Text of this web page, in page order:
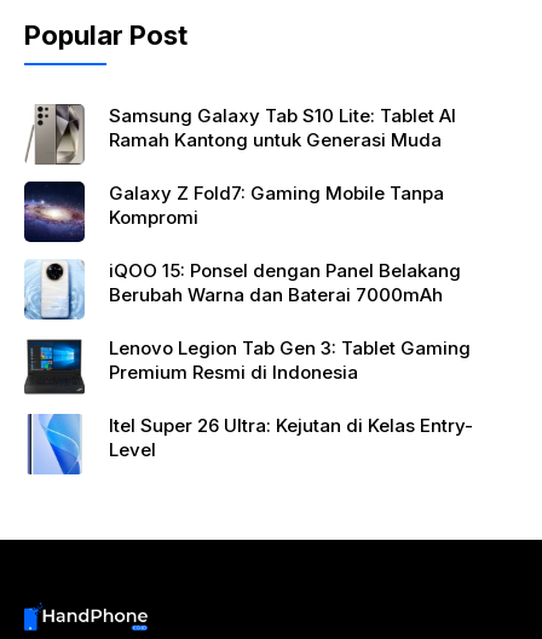
o
k
p
Popular Post
Samsung Galaxy Tab S10 Lite: Tablet AI
Ramah Kantong untuk Generasi Muda
Galaxy Z Fold7: Gaming Mobile Tanpa
Kompromi
iQOO 15: Ponsel dengan Panel Belakang
Berubah Warna dan Baterai 7000mAh
Lenovo Legion Tab Gen 3: Tablet Gaming
Premium Resmi di Indonesia
Itel Super 26 Ultra: Kejutan di Kelas Entry-
Level